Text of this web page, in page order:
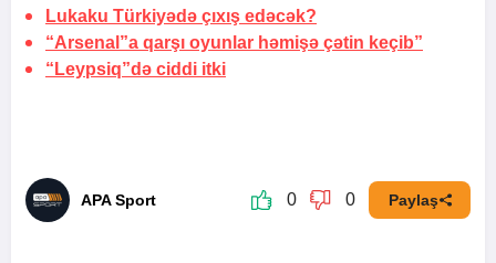
Lukaku Türkiyədə çıxış edəcək?
“Arsenal”a qarşı oyunlar həmişə çətin keçib”
“Leypsiq”də ciddi itki
APA Sport 0 0 Paylaş